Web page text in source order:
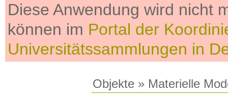
Diese Anwendung wird nicht
können im Portal der
Universitätssammlungen in
Objekte » Materielle